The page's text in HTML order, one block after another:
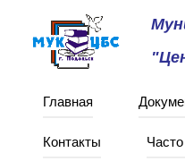
Главная
Контакты